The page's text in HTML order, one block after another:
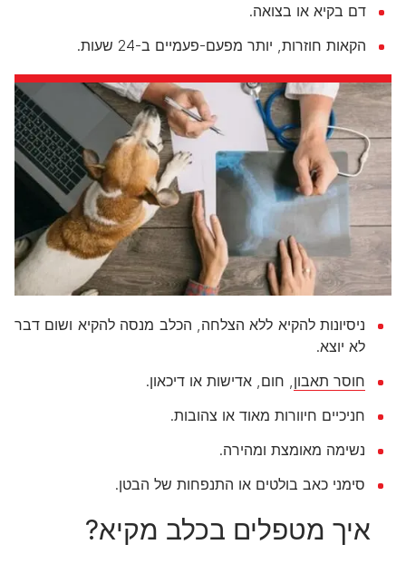
דם בקיא או בצואה.
הקאות חוזרות, יותר מפעם-פעמיים ב-24 שעות.
ניסיונות להקיא ללא הצלחה, הכלב מנסה להקיא ושום דבר
לא יוצא.
חוסר תאבון , חום, אדישות או דיכאון.
חניכיים חיוורות מאוד או צהובות.
נשימה מאומצת ומהירה.
סימני כאב בולטים או התנפחות של הבטן.
איך מטפלים בכלב מקיא?